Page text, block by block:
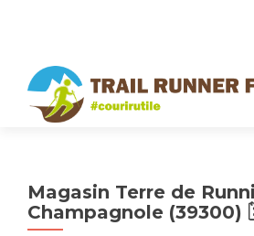
Magasin Terre de
Champagnole